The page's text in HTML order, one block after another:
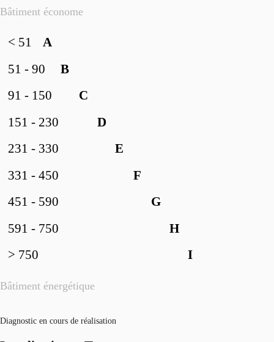
Bâtiment économe
Bâtiment énergétique
A
< 51
B
51 - 90
C
91 - 150
D
151 - 230
E
231 - 330
F
331 - 450
G
451 - 590
H
591 - 750
I
> 750
Diagnostic en cours de réalisation